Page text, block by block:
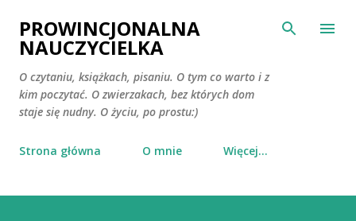
Przejdź do głównej zawartości
PROWINCJONALNA
NAUCZYCIELKA
O czytaniu, książkach, pisaniu. O tym co warto i z
kim poczytać. O zwierzakach, bez których dom
staje się nudny. O życiu, po prostu:)
Strona główna O mnie Więcej…